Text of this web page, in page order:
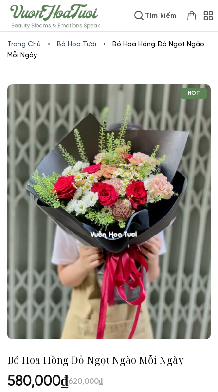
www.vuonhoatuoi.vnSkip
to
content
Tìm kiếm
Trang Chủ • Bó Hoa Tươi •
Bó Hoa Hồng Đỏ Ngọt Ngào
Mỗi Ngày
HOT
Bó Hoa Hồng Đỏ Ngọt Ngào Mỗi Ngày
580,000₫620,000₫